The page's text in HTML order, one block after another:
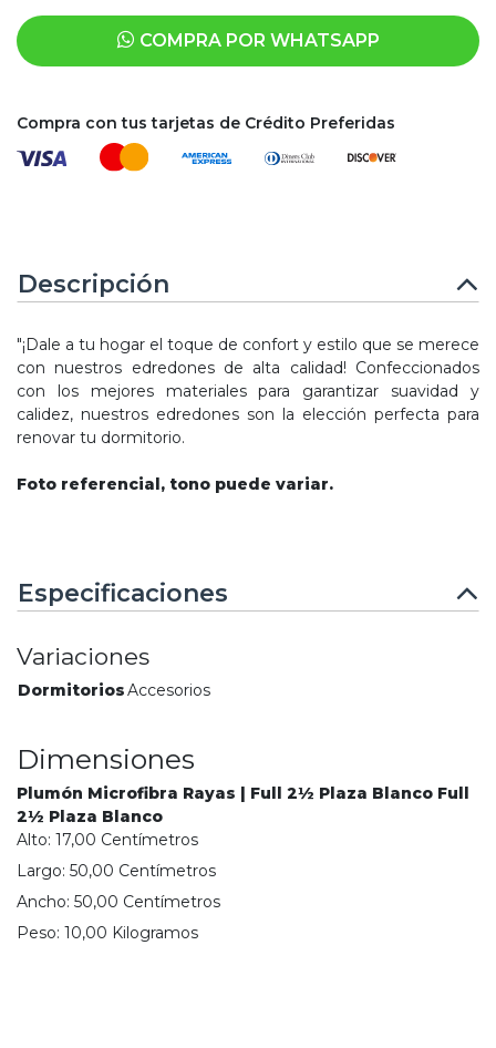
COMPRA POR WHATSAPP
Compra con tus tarjetas de Crédito Preferidas
Descripción
"¡Dale a tu hogar el toque de confort y estilo que se merece
con nuestros edredones de alta calidad! Confeccionados
con los mejores materiales para garantizar suavidad y
calidez, nuestros edredones son la elección perfecta para
renovar tu dormitorio.
Foto referencial, tono puede variar.
Especificaciones
Variaciones
DormitoriosAccesorios
Dimensiones
Plumón Microfibra Rayas | Full 2½ Plaza Blanco Full
2½ Plaza Blanco
Alto: 17,00 Centímetros
Largo: 50,00 Centímetros
Ancho: 50,00 Centímetros
Peso: 10,00 Kilogramos